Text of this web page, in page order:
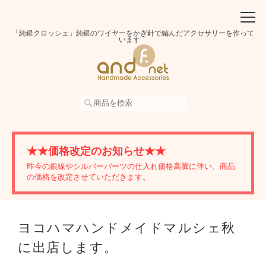
「純銀クロッシェ」純銀のワイヤーをかぎ針で編んだアクセサリーを作って
います
★★価格改定のお知らせ★★
昨今の銀線やシルバーパーツの仕入れ価格高騰に伴い、商品
の価格を改定させていただきます。
ヨコハマハンドメイドマルシェ秋
に出店します。